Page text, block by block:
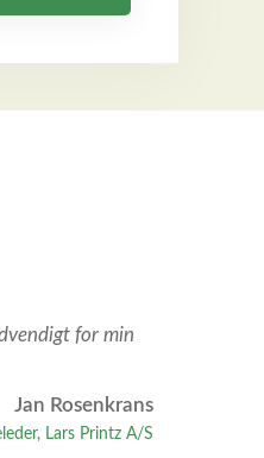
for min
Lars Printz A/S
Jan Rosenkrans